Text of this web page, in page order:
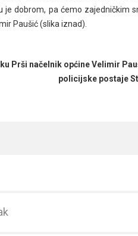
je dobrom, pa ćemo zajedničkim
Paušić (slika iznad).
Prši načelnik općine Velimir
policijske postaje